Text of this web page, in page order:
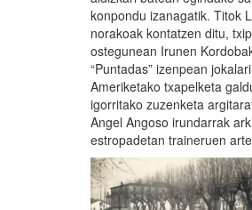
konpondu izanagatik. Titok
norakoak kontatzen ditu,
ostegunean Irunen
“Puntadas” izenpean
Ameriketako txapelketa
igorritako zuzenketa
Angel Angoso irundarrak
estropadetan traineruen